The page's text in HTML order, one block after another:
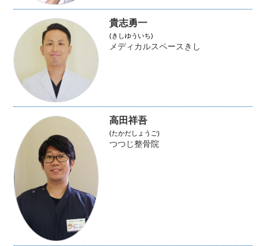
貴志勇一
(きしゆういち)
メディカルスペースきし
高田祥吾
(たかだしょうご)
つつじ整骨院